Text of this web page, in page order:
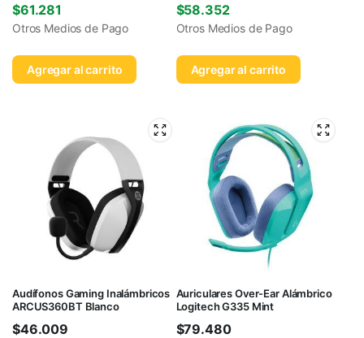
$61.281
Otros Medios de Pago
Agregar al carrito
$58.352
Otros Medios de Pago
Agregar al carrito
Audífonos Gaming Inalámbricos
ARCUS360BT Blanco
$46.009
Auriculares Over-Ear Alámbrico
Logitech G335 Mint
$79.480